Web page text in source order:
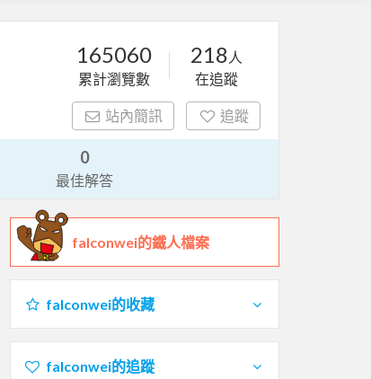
165060
累計瀏覽數
218 人
在追蹤
站內簡訊 追蹤
0
最佳解答
falconwei的鐵人檔案
falconwei的收藏
falconwei的追蹤